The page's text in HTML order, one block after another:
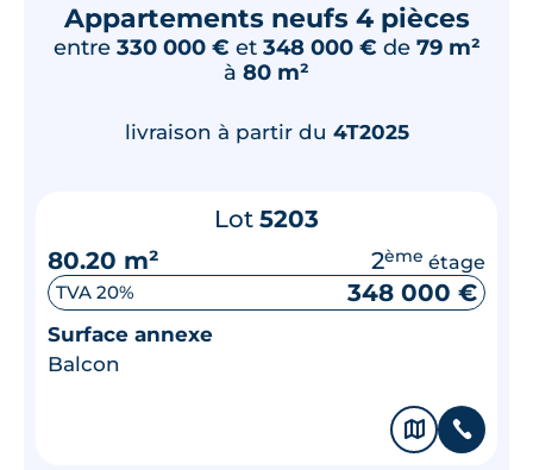
Appartements neufs 4 pièces
entre 330 000 € et 348 000 € de 79 m²
à 80 m²
livraison à partir du 4T2025
Lot 5203
80.20 m²
2ème étage
TVA 20% 348 000 €
Surface annexe
Balcon
🗞 📞